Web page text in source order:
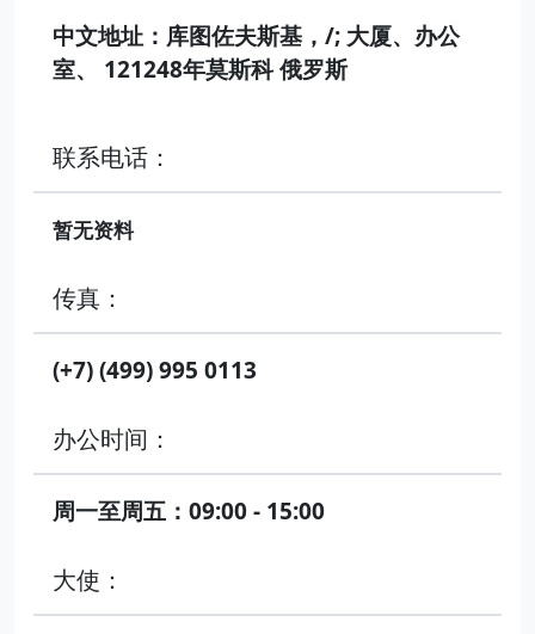
中文地址：库图佐夫斯基，/; 大厦、办公
室、 121248年莫斯科 俄罗斯
联系电话：
暂无资料
传真：
(+7) (499) 995 0113
办公时间：
周一至周五：09:00 - 15:00
大使：